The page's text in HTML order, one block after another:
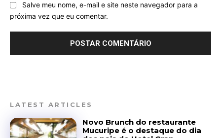
Salve meu nome, e-mail e site neste navegador para a
próxima vez que eu comentar.
LATEST ARTICLES
Novo Brunch do restaurante
Mucuripe é o destaque do dia